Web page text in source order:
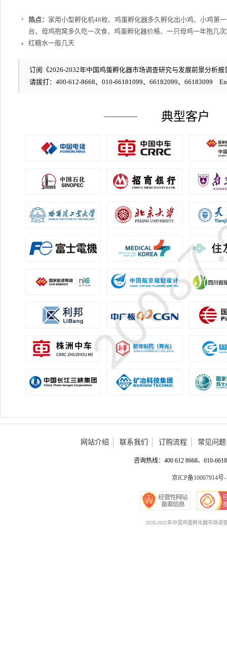
热点： 家用小型孵化机48枚、鸡蛋孵化器多久孵化出小鸡、小鸡第
台、母鸡抱窝多久吃一次食、鸡蛋孵化器价格、一只母鸡一年抱几
红糖水一般几天
订阅《2026-2032年中国鸡蛋孵化器市场调查研究与发展前景分析报
请拨打：400-612-8668、010-66181099、66182099、66183099
典型客户
网站介绍 联系我们 订购流程 常见问题
咨询热线：400 612 8668、010-
京ICP备10007914号-
2026-2032年中国鸡蛋孵化器市场调